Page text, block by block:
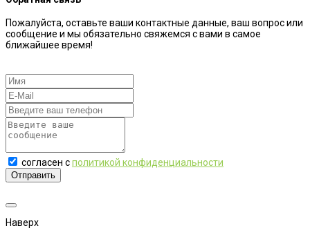
Пожалуйста, оставьте ваши контактные данные, ваш вопрос или
сообщение и мы обязательно свяжемся с вами в самое
ближайшее время!
согласен сполитикой конфиденциальности
Отправить
Наверх